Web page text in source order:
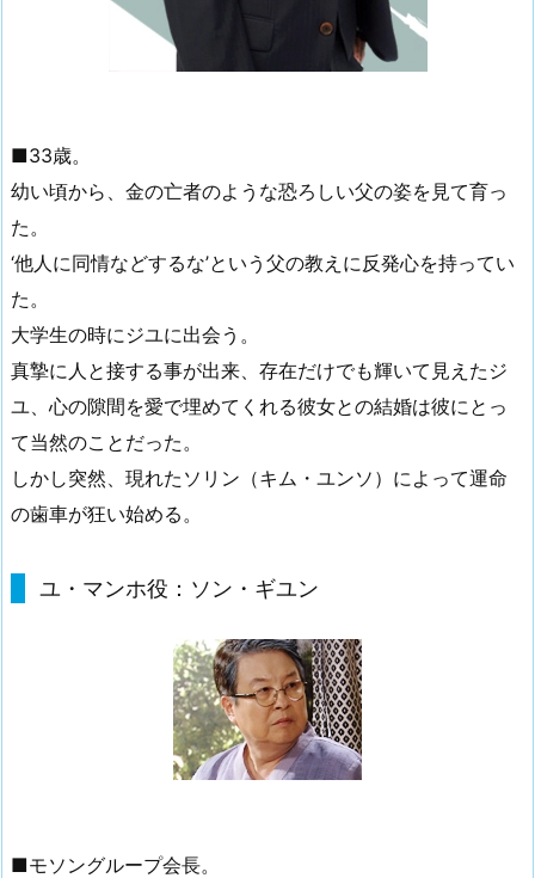
■33歳。
幼い頃から、金の亡者のような恐ろしい父の姿を見て育っ
た。
‘他人に同情などするな’という父の教えに反発心を持ってい
た。
大学生の時にジユに出会う。
真摯に人と接する事が出来、存在だけでも輝いて見えたジ
ユ、心の隙間を愛で埋めてくれる彼女との結婚は彼にとっ
て当然のことだった。
しかし突然、現れたソリン（キム・ユンソ）によって運命
の歯車が狂い始める。
ユ・マンホ役：ソン・ギユン
■モソングループ会長。